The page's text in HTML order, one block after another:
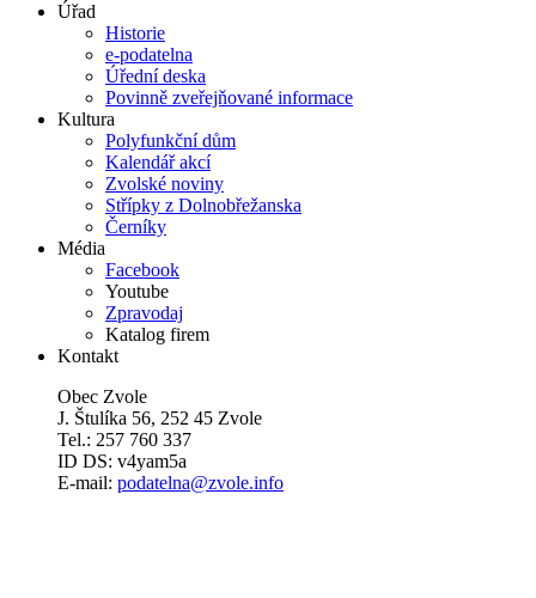
Úřad
Historie
e-podatelna
Úřední deska
Povinně zveřejňované informace
Kultura
Polyfunkční dům
Kalendář akcí
Zvolské noviny
Střípky z Dolnobřežanska
Černíky
Média
Facebook
Youtube
Zpravodaj
Katalog firem
Kontakt
Obec Zvole
J. Štulíka 56, 252 45 Zvole
Tel.: 257 760 337
ID DS: v4yam5a
E-mail: podatelna@zvole.info